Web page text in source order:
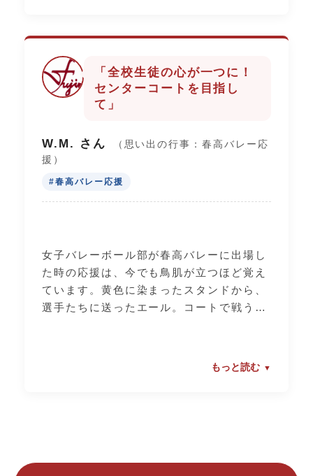
強みになりました。
「全校生徒の心が一つに！
センターコートを目指し
て」
W.M. さん
（思い出の行事：春高バレー応
援）
#春高バレー応援
女子バレーボール部が春高バレーに出場し
た時の応援は、今でも鳥肌が立つほど覚え
ています。黄色に染まったスタンドから、
選手たちに送ったエール。コートで戦う選
った時は本当に感動しました！あの時感じ
もっと読む